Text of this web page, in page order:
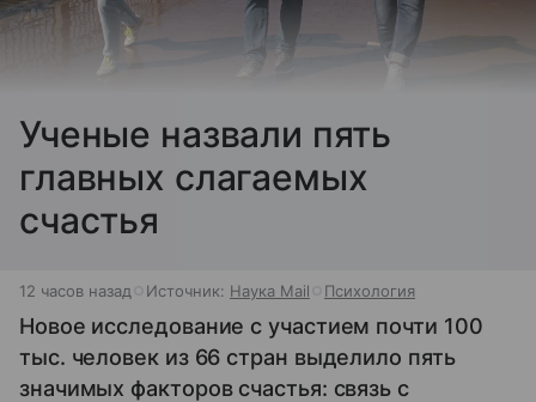
Ученые назвали пять
главных слагаемых
счастья
12 часов назад Источник: Наука Mail Психология
Новое исследование с участием почти 100
тыс. человек из 66 стран выделило пять
значимых факторов счастья: связь с